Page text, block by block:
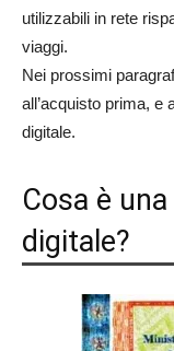
utilizzabili in rete
viaggi.
Nei prossimi
all’acquisto prima, e
digitale.
Cosa è
digitale?